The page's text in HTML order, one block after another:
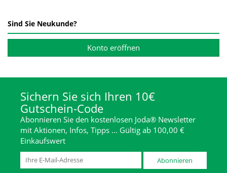
Sind Sie Neukunde?
Konto eröffnen
Sichern Sie sich Ihren 10€
Gutschein-Code
Abonnieren Sie den kostenlosen Joda® Newsletter
mit Aktionen, Infos, Tipps … Gültig ab 100,00 €
Einkaufswert
Abonnieren